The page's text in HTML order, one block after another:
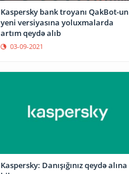
Kaspersky bank troyanı QakBot-un
yeni versiyasına yoluxmalarda
artım qeydə alıb
03-09-2021
Kaspersky: Danışığınız qeydə alına